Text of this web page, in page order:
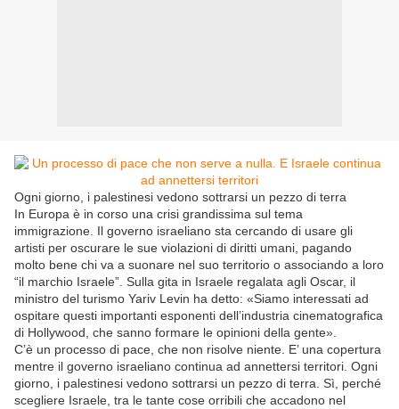
Ogni giorno, i palestinesi vedono sottrarsi un pezzo di terra
In Europa è in corso una crisi grandissima sul tema
immigrazione. Il governo israeliano sta cercando di usare gli
artisti per oscurare le sue violazioni di diritti umani, pagando
molto bene chi va a suonare nel suo territorio o associando a loro
“il marchio Israele”. Sulla gita in Israele regalata agli Oscar, il
ministro del turismo Yariv Levin ha detto: «Siamo interessati ad
ospitare questi importanti esponenti dell’industria cinematografica
di Hollywood, che sanno formare le opinioni della gente».
C’è un processo di pace, che non risolve niente. E’ una copertura
mentre il governo israeliano continua ad annettersi territori. Ogni
giorno, i palestinesi vedono sottrarsi un pezzo di terra. Sì, perché
scegliere Israele, tra le tante cose orribili che accadono nel